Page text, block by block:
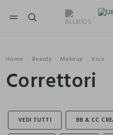
NAVIGATION.ARIA.GOTOMAINCONTENT
Home Beauty Makeup Viso
Correttori